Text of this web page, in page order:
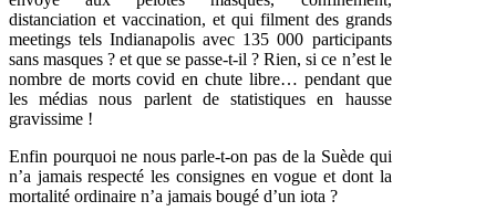
distanciation et vaccination, et qui filment des grands
meetings tels Indianapolis avec 135 000 participants
sans masques ? et que se passe-t-il ? Rien, si ce n’est le
nombre de morts covid en chute libre… pendant que
les médias nous parlent de statistiques en hausse
gravissime !
Enfin pourquoi ne nous parle-t-on pas de la Suède qui
n’a jamais respecté les consignes en vogue et dont la
mortalité ordinaire n’a jamais bougé d’un iota ?